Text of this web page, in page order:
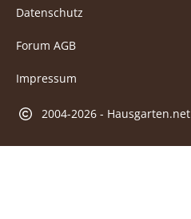
Datenschutz
Forum AGB
Impressum
2004-2026 - Hausgarten.net